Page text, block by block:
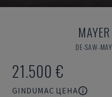
MAYER
DE-SAW-
21.500 €
GINDUMAC ЦЕНА